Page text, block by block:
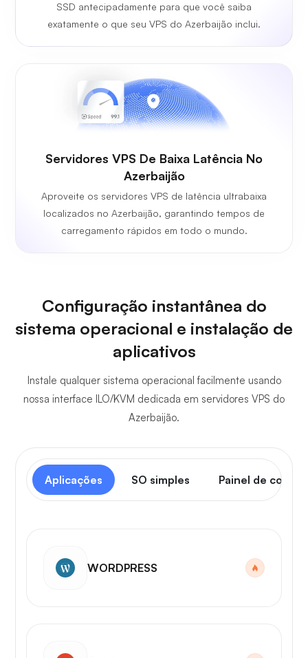
SSD antecipadamente para que você saiba
exatamente o que seu VPS do Azerbaijão inclui.
Servidores VPS De Baixa Latência No
Azerbaijão
Aproveite os servidores VPS de latência ultrabaixa
localizados no Azerbaijão, garantindo tempos de
carregamento rápidos em todo o mundo.
Configuração instantânea do
sistema operacional e instalação de
aplicativos
Instale qualquer sistema operacional facilmente usando
nossa interface ILO/KVM dedicada em servidores VPS do
Azerbaijão.
Aplicações SO simples Painel de
WORDPRESS